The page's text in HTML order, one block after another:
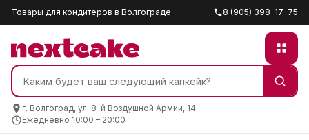
Товары для кондитеров в Волгограде 8 (905) 398-17-75
г. Волгоград, ул. 8-й Воздушной Армии, 14
Ежедневно 10:00 – 20:00